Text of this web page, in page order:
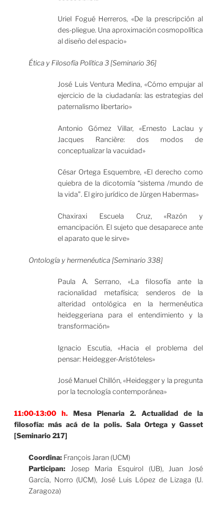
Uriel Fogué Herreros, «De la prescripción al
des-pliegue. Una aproximación cosmopolítica
al diseño del espacio»
Ética y Filosofía Política 3 [Seminario 36]
José Luis Ventura Medina, «Cómo empujar al
ejercicio de la ciudadanía: las estrategias del
paternalismo libertario»
Antonio Gómez Villar, «Ernesto Laclau y
Jacques Rancière: dos modos de
conceptualizar la vacuidad»
César Ortega Esquembre, «El derecho como
quiebra de la dicotomía “sistema /mundo de
la vida”. El giro jurídico de Jürgen Habermas»
Chaxiraxi Escuela Cruz, «Razón y
emancipación. El sujeto que desaparece ante
el aparato que le sirve»
Ontología y hermenéutica [Seminario 338]
Paula A. Serrano, «La filosofía ante la
racionalidad metafísica; senderos de la
alteridad ontológica en la hermenéutica
heideggeriana para el entendimiento y la
transformación»
Ignacio Escutia, «Hacia el problema del
pensar: Heidegger-Aristóteles»
José Manuel Chillón, «Heidegger y la pregunta
por la tecnología contemporánea»
11:00-13:00 h.Mesa Plenaria 2. Actualidad de la
filosofía: más acá de la polis. Sala Ortega y Gasset
[Seminario 217]
Coordina:François Jaran (UCM)
Participan:Josep Maria Esquirol (UB), Juan José
García, Norro (UCM), José Luis López de Lizaga (U.
Zaragoza)